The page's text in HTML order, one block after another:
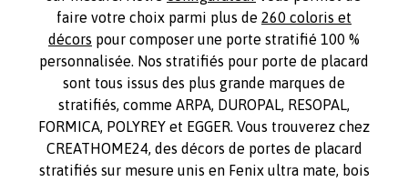
faire votre choix parmi plus de 260 coloris et
décors pour composer une porte stratifié 100 %
personnalisée. Nos stratifiés pour porte de placard
sont tous issus des plus grande marques de
stratifiés, comme ARPA, DUROPAL, RESOPAL,
FORMICA, POLYREY et EGGER. Vous trouverez chez
CREATHOME24, des décors de portes de placard
stratifiés sur mesure unis en Fenix ultra mate, bois